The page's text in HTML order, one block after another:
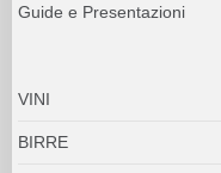
Guide e Presentazioni
VINI
BIRRE